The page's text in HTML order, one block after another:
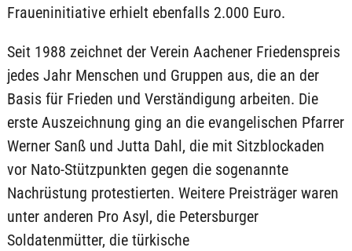
Fraueninitiative erhielt ebenfalls 2.000 Euro.
Seit 1988 zeichnet der Verein Aachener Friedenspreis
jedes Jahr Menschen und Gruppen aus, die an der
Basis für Frieden und Verständigung arbeiten. Die
erste Auszeichnung ging an die evangelischen Pfarrer
Werner Sanß und Jutta Dahl, die mit Sitzblockaden
vor Nato-Stützpunkten gegen die sogenannte
Nachrüstung protestierten. Weitere Preisträger waren
unter anderen Pro Asyl, die Petersburger
Soldatenmütter, die türkische